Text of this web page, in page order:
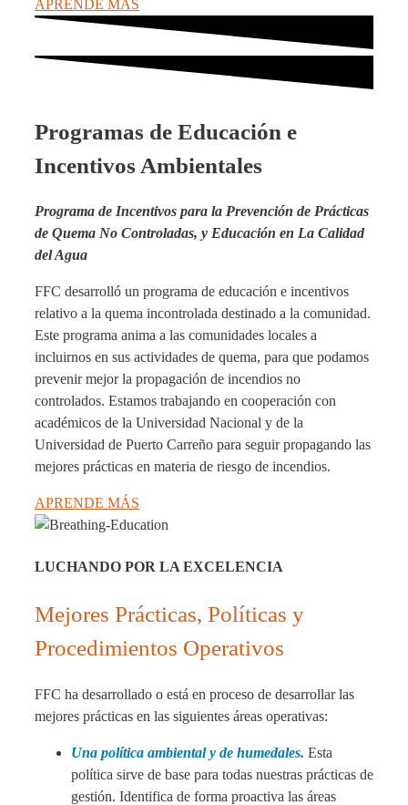
APRENDE MÁS
Programas de Educación e
Incentivos Ambientales
Programa de Incentivos para la Prevención de Prácticas
de Quema No Controladas, y Educación en La Calidad
del Agua
FFC desarrolló un programa de educación e incentivos
relativo a la quema incontrolada destinado a la comunidad.
Este programa anima a las comunidades locales a
incluirnos en sus actividades de quema, para que podamos
prevenir mejor la propagación de incendios no
controlados. Estamos trabajando en cooperación con
académicos de la Universidad Nacional y de la
Universidad de Puerto Carreño para seguir propagando las
mejores prácticas en materia de riesgo de incendios.
APRENDE MÁS
LUCHANDO POR LA EXCELENCIA
Mejores Prácticas, Políticas y
Procedimientos Operativos
FFC ha desarrollado o está en proceso de desarrollar las
mejores prácticas en las siguientes áreas operativas:
Una política ambiental y de humedales. Esta
política sirve de base para todas nuestras prácticas de
gestión. Identifica de forma proactiva las áreas